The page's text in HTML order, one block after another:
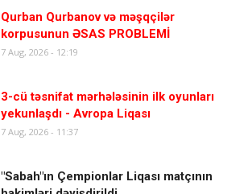
Qurban Qurbanov və məşqçilər
korpusunun ƏSAS PROBLEMİ
7 Aug, 2026 - 12:19
3-cü təsnifat mərhələsinin ilk oyunları
yekunlaşdı - Avropa Liqası
7 Aug, 2026 - 11:37
"Sabah"ın Çempionlar Liqası matçının